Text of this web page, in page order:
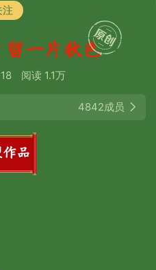
注
留一片秋色
阅读 1.1万
4842成员
品